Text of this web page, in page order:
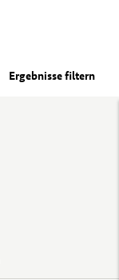
Ergebnisse filtern